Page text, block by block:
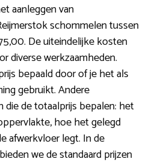
aanleggen van
schommelen tussen
De uiteindelijke kosten
diverse werkzaamheden.
bepaald door of je het als
gebruikt. Andere
die de totaalprijs bepalen: het
hoe het gelegd
afwerkvloer legt. In de
we de standaard prijzen